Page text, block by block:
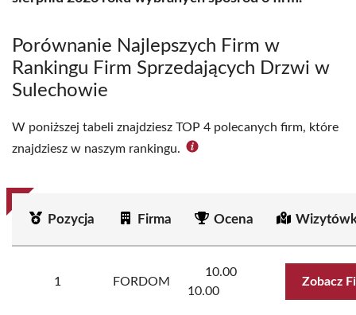
Porównanie Najlepszych Firm w
Rankingu Firm Sprzedających Drzwi w
Sulechowie
W poniższej tabeli znajdziesz TOP 4 polecanych firm, które
znajdziesz w naszym rankingu.
Pozycja Firma Ocena
1 FORDOM
10.00
10.00
Zobacz